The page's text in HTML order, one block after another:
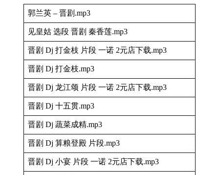
郭兰英 – 晋剧.mp3
见皇姑 选段 晋剧 秦香莲.mp3
晋剧 Dj 打金枝 片段 一诺 2元店下载.mp3
晋剧 Dj 打金枝.mp3
晋剧 Dj 龙江颂 片段 一诺 2元店下载.mp3
晋剧 Dj 十五贯.mp3
晋剧 Dj 蔬菜成精.mp3
晋剧 Dj 算粮登殿 片段.mp3
晋剧 Dj 小宴 片段 一诺 2元店下载.mp3